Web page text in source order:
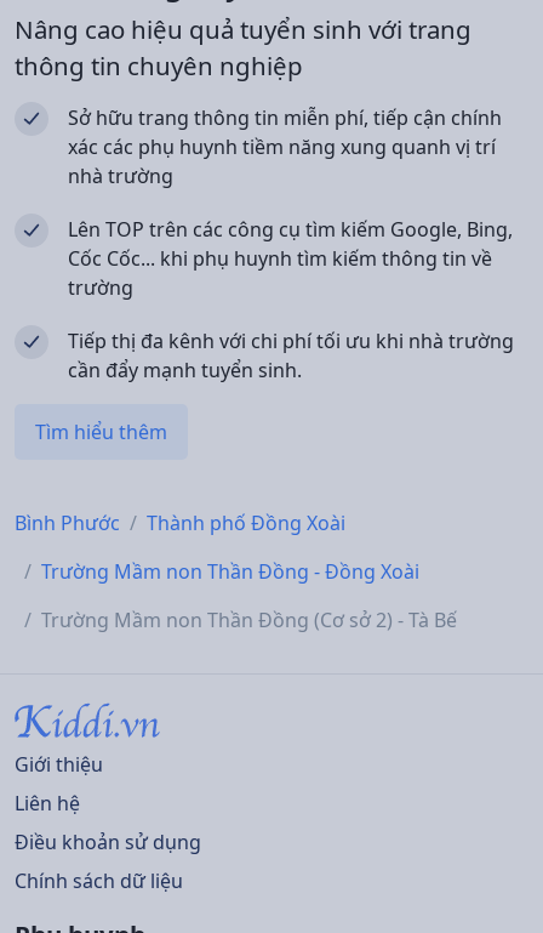
Nâng cao hiệu quả tuyển sinh với trang
thông tin chuyên nghiệp
Sở hữu trang thông tin miễn phí, tiếp cận chính
xác các phụ huynh tiềm năng xung quanh vị trí
nhà trường
Lên TOP trên các công cụ tìm kiếm Google, Bing,
Cốc Cốc... khi phụ huynh tìm kiếm thông tin về
trường
Tiếp thị đa kênh với chi phí tối ưu khi nhà trường
cần đẩy mạnh tuyển sinh.
Tìm hiểu thêm
Bình Phước
Thành phố Đồng Xoài
Trường Mầm non Thần Đồng - Đồng Xoài
Trường Mầm non Thần Đồng (Cơ sở 2) - Tà Bế
Giới thiệu
Liên hệ
Điều khoản sử dụng
Chính sách dữ liệu